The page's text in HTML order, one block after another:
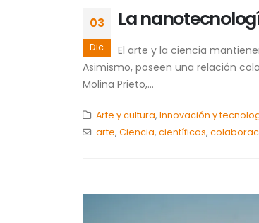
03
Dic
La
El arte y la ciencia
Asimismo, poseen una relación
Molina Prieto,...
Arte y cultura, Innovación y
arte, Ciencia, científicos,